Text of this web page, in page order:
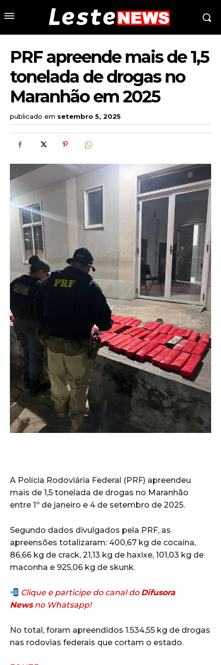
PRF apreende mais de 1,5
tonelada de drogas no
Maranhão em 2025
publicado em setembro 5, 2025
A Polícia Rodoviária Federal (PRF) apreendeu
mais de 1,5 tonelada de drogas no Maranhão
entre 1º de janeiro e 4 de setembro de 2025.
Segundo dados divulgados pela PRF, as
apreensões totalizaram: 400,67 kg de cocaína,
86,66 kg de crack, 21,13 kg de haxixe, 101,03 kg de
maconha e 925,06 kg de skunk.
Clique e participe do canal do Difusora
Newsno Whatsapp!
No total, foram apreendidos 1.534,55 kg de drogas
nas rodovias federais que cortam o estado.